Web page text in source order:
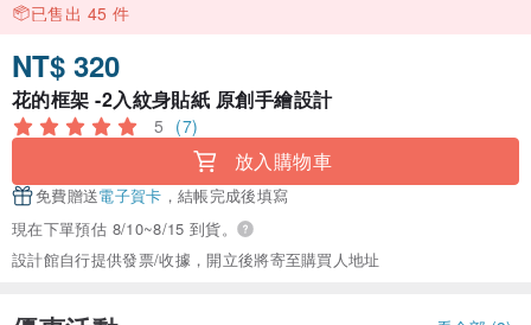
已售出 45 件
NT$ 320
花的框架 -2入紋身貼紙 原創手繪設計
5 (7)
放入購物車
免費贈送電子賀卡 ，結帳完成後填寫
現在下單預估 8/10~8/15 到貨。
設計館自行提供發票/收據，開立後將寄至購買人地址